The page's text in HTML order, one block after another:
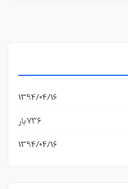
1394/04/16
736 بار
1394/04/16